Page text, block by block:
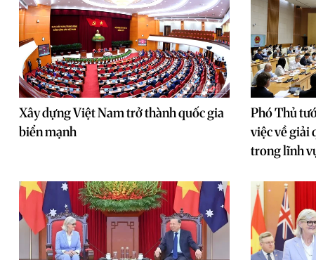
Xây dựng Việt Nam trở thành quốc gia
biển mạnh
Phó Thủ
việc về giải
trong lĩnh